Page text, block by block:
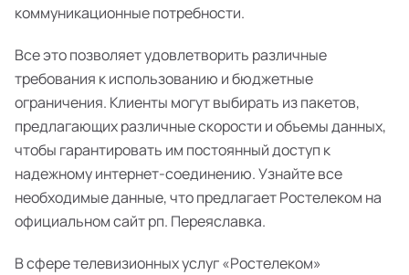
коммуникационные потребности.
Все это позволяет удовлетворить различные
требования к использованию и бюджетные
ограничения. Клиенты могут выбирать из пакетов,
предлагающих различные скорости и объемы данных,
чтобы гарантировать им постоянный доступ к
надежному интернет-соединению. Узнайте все
необходимые данные, что предлагает Ростелеком на
официальном сайт рп. Переяславка.
В сфере телевизионных услуг «Ростелеком»